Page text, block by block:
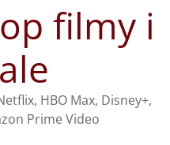
filmy i
HBO Max, Disney+,
Prime Video